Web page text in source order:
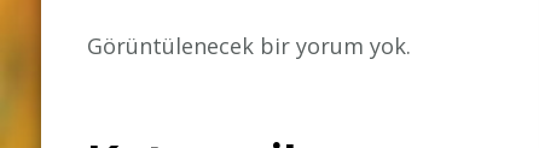
Görüntülenecek bir yorum yok.